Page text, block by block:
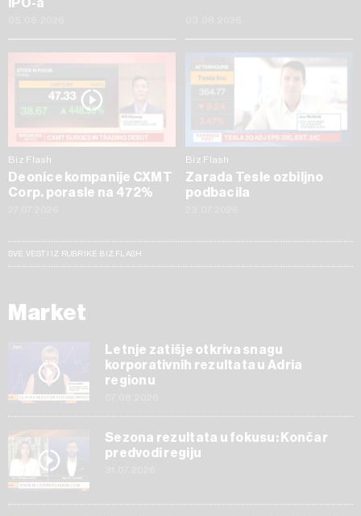
Biz Flash
Deonice kompanije CXMT
Corp. porasle na 472%
Biz Flash
Zarada Tesle ozbiljno
podbacila
SVE VESTI IZ RUBRIKE BIZ FLASH
Market
Letnje zatišje otkriva snagu
korporativnih rezultata u Adria
regionu
Sezona rezultata u fokusu: Končar
predvodi regiju